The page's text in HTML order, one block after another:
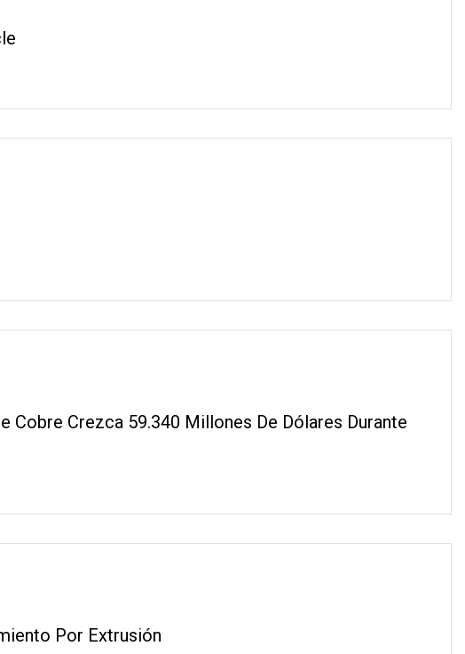
Cobre Crezca 59.340 Millones De Dólares Durante
Por Extrusión